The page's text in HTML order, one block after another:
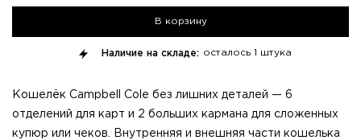
В корзину
Наличие на складе: осталось 1 штука
Кошелёк Campbell Cole без лишних деталей — 6
отделений для карт и 2 больших кармана для сложенных
купюр или чеков. Внутренняя и внешняя части кошелька